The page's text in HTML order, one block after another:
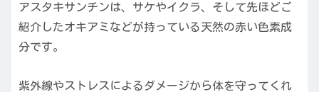
アスタキサンチンは、サケやイクラ、そして先ほどご
紹介したオキアミなどが持っている天然の赤い色素成
分です。
紫外線やストレスによるダメージから体を守ってくれ